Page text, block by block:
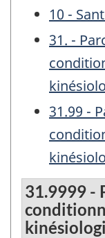
10 -
31. -
31.99 -
31.9999 -